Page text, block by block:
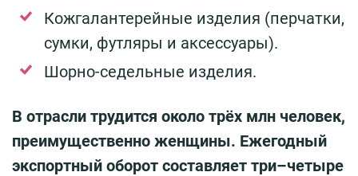
Кожгалантерейные изделия (перчатки,
сумки, футляры и аксессуары).
Шорно-седельные изделия.
В отрасли трудится около трёх млн человек,
преимущественно женщины. Ежегодный
экспортный оборот составляет три–четыре